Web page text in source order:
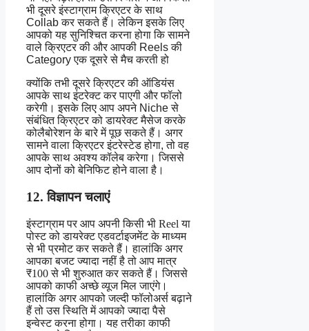
भी दूसरे इंस्टाग्राम क्रिएटर के साथ
Collab कर सकते हैं। लेकिन इसके लिए
आपको यह सुनिश्चित करना होगा कि सामने
वाले क्रिएटर की और आपकी Reels की
Category एक दूसरे से मैच करती हो
क्योंकि तभी दूसरे क्रिएटर की ऑडियंस
आपके साथ इंटरेक्ट कर पाएगी और फॉलो
करेगी। इसके लिए आप अपने Niche से
संबंधित क्रिएटर को डायरेक्ट मैसेज करके
कोलैबोरेशन के बारे में पूछ सकते हैं। अगर
सामने वाला क्रिएटर इंटरेस्टेड होगा, तो वह
आपके साथ अवश्य कॉलेब करेगा। जिससे
आप दोनों को बेनिफिट होने वाला है।
12. विज्ञापन चलाएं
इंस्टाग्राम पर आप अपनी किसी भी Reel या
पोस्ट को डायरेक्ट एडवर्टाइजमेंट के माध्यम
से भी प्रमोट कर सकते हैं। हालांकि अगर
आपका बजट ज्यादा नहीं है तो आप मात्र
₹100 से भी शुरुआत कर सकते हैं। जिससे
आपको काफी अच्छे व्यूज मिल जाएंगे।
हालांकि अगर आपको जल्दी फॉलोअर्स बढ़ाने
हैं तो उस स्थिति में आपको ज्यादा पैसे
इन्वेस्ट करना होगा। यह तरीका काफी